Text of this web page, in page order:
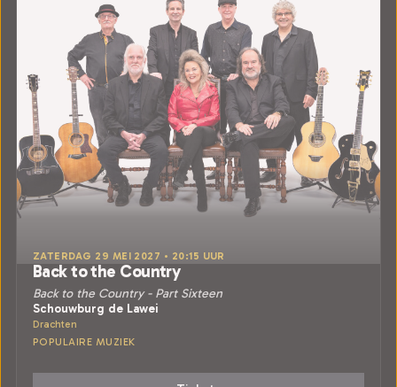
ZATERDAG 29 MEI 2027 • 20:15 UUR
Back to the Country
Back to the Country - Part Sixteen
Schouwburg de Lawei
Drachten
POPULAIRE MUZIEK